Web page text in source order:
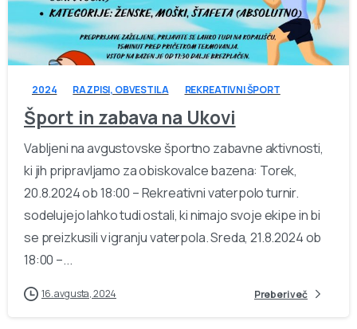
-
2024 RAZPISI, OBVESTILA REKREATIVNI ŠPORT
Šport in zabava na Ukovi
Vabljeni na avgustovske športno zabavne aktivnosti,
ki jih pripravljamo za obiskovalce bazena: Torek,
20.8.2024 ob 18:00 – Rekreativni vaterpolo turnir.
sodelujejo lahko tudi ostali, ki nimajo svoje ekipe in bi
se preizkusili v igranju vaterpola. Sreda, 21.8.2024 ob
18:00 –...
16. avgusta, 2024 Preberi več